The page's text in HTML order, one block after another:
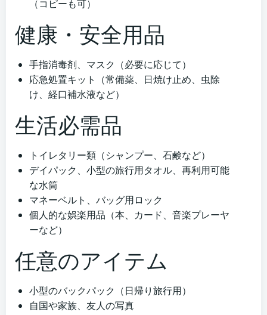
（コピーも可）
健康・安全用品
手指消毒剤、マスク（必要に応じて）
応急処置キット（常備薬、日焼け止め、虫除
け、経口補水液など）
生活必需品
トイレタリー類（シャンプー、石鹸など）
デイパック、小型の旅行用タオル、再利用可能
な水筒
マネーベルト、バッグ用ロック
個人的な娯楽用品（本、カード、音楽プレーヤ
ーなど）
任意のアイテム
小型のバックパック（日帰り旅行用）
自国や家族、友人の写真